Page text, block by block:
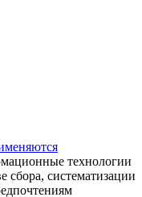
технологии
сбора, систематизации